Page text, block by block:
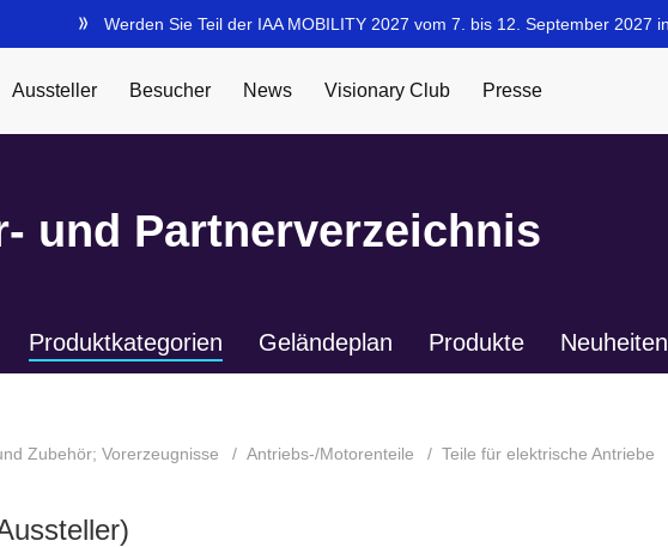
und Partnerverzeichnis
Produktkategorien Geländeplan Produkte Neuheiten
Zubehör; Vorerzeugnisse Antriebs-/Motorenteile Teile für elektrische Antriebe